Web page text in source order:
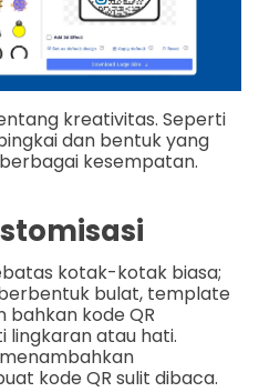
kreativitas. Seperti
dan bentuk yang
kesempatan.
kotak-kotak biasa;
bulat, template
bahkan kode QR
lingkaran atau hati.
kode QR sulit dibaca.